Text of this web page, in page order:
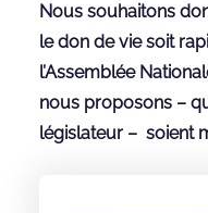
Nous souhaitons
le don de vie soit
l’Assemblée
nous proposons –
législateur – soient